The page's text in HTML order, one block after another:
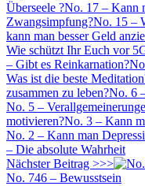
Überseele ?No. 17 – Kann
Zwangsimpfung?No. 15 –
kann man besser Geld
Wie schützt Ihr Euch vor
– Gibt es Reinkarnation?
Was ist die beste
zusammen zu leben?No. 6
No. 5 –
motivieren?No. 3 – Kann
No. 2 – Kann man
– Die absolute Wahrheit
Nächster Beitrag >>>
No. 746 – Bewusstsein